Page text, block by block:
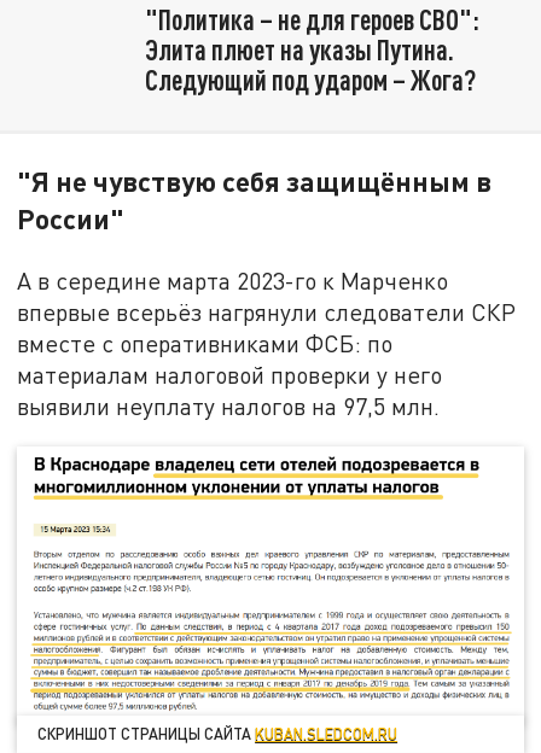
"Политика – не для героев СВО":
Элита плюет на указы Путина.
Следующий под ударом – Жога?
"Я не чувствую себя защищённым в
России"
А в середине марта 2023-го к Марченко
впервые всерьёз нагрянули следователи СКР
вместе с оперативниками ФСБ: по
материалам налоговой проверки у него
выявили неуплату налогов на 97,5 млн.
СКРИНШОТ СТРАНИЦЫ САЙТАKUBAN.SLEDCOM.RU